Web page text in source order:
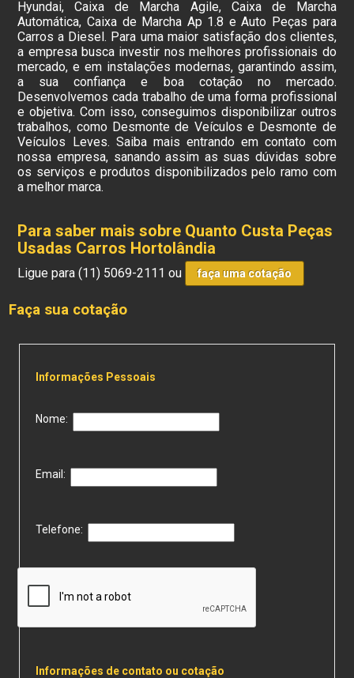
Hyundai, Caixa de Marcha Agile, Caixa de Marcha
Automática, Caixa de Marcha Ap 1.8 e Auto Peças para
Carros a Diesel. Para uma maior satisfação dos clientes,
a empresa busca investir nos melhores profissionais do
mercado, e em instalações modernas, garantindo assim,
a sua confiança e boa cotação no mercado.
Desenvolvemos cada trabalho de uma forma profissional
e objetiva. Com isso, conseguimos disponibilizar outros
trabalhos, como Desmonte de Veículos e Desmonte de
Veículos Leves. Saiba mais entrando em contato com
nossa empresa, sanando assim as suas dúvidas sobre
os serviços e produtos disponibilizados pelo ramo com
a melhor marca.
Para saber mais sobre Quanto Custa Peças
Usadas Carros Hortolândia
Ligue para(11) 5069-2111 ou faça uma cotação
Faça sua cotação
Informações Pessoais
Nome:
Email:
Telefone:
Informações de contato ou cotação